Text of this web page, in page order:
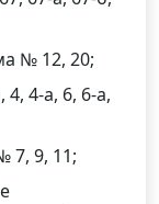
№ 12, 20;
4-а, 6, 6-а,
7, 9, 11;